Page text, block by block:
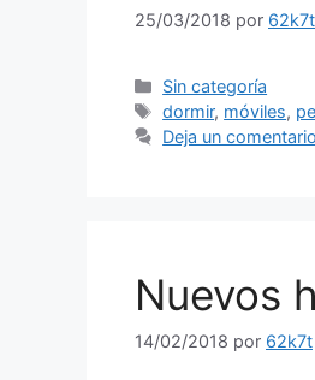
25/03/2018 por 62k7t
Categorías
Sin categoría
Etiquetas
dormir, móviles,
Deja un comentario
Nuevos
14/02/2018 por 62k7t